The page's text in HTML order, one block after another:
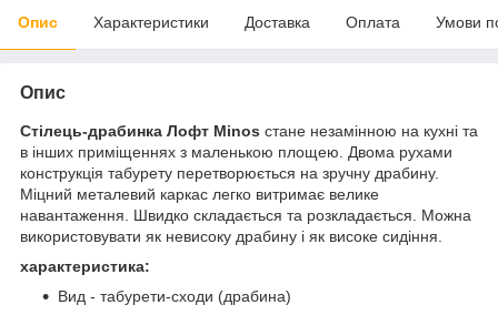
Опис Характеристики Доставка Оплата Умови
Опис
Стілець-драбинка Лофт Minos стане незамінною на кухні та
в інших приміщеннях з маленькою площею. Двома рухами
конструкція табурету перетворюється на зручну драбину.
Міцний металевий каркас легко витримає велике
навантаження. Швидко складається та розкладається. Можна
використовувати як невисоку драбину і як високе сидіння.
характеристика:
Вид - табурети-сходи (драбина)